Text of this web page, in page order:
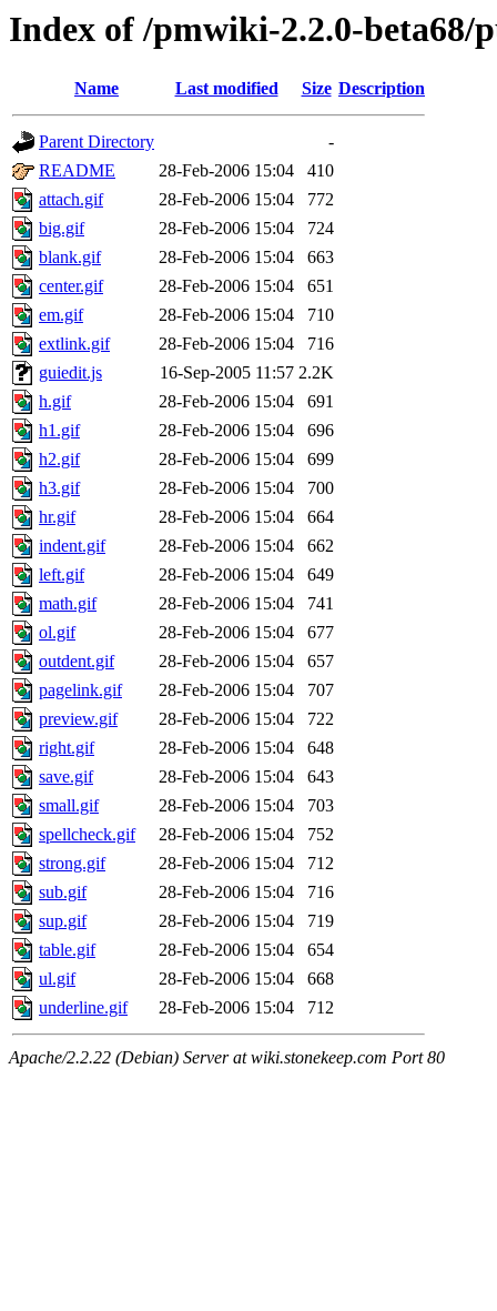
Index of /pmwiki-2.2.0-beta68/
Name Last modified Size Description
Parent Directory
-
README
28-Feb-2006 15:04
410
attach.gif
28-Feb-2006 15:04
772
big.gif
28-Feb-2006 15:04
724
blank.gif
28-Feb-2006 15:04
663
center.gif
28-Feb-2006 15:04
651
em.gif
28-Feb-2006 15:04
710
extlink.gif
28-Feb-2006 15:04
716
guiedit.js
16-Sep-2005 11:57 2.2K
h.gif
28-Feb-2006 15:04
691
h1.gif
28-Feb-2006 15:04
696
h2.gif
28-Feb-2006 15:04
699
h3.gif
28-Feb-2006 15:04
700
hr.gif
28-Feb-2006 15:04
664
indent.gif
28-Feb-2006 15:04
662
left.gif
28-Feb-2006 15:04
649
math.gif
28-Feb-2006 15:04
741
ol.gif
28-Feb-2006 15:04
677
outdent.gif
28-Feb-2006 15:04
657
pagelink.gif
28-Feb-2006 15:04
707
preview.gif
28-Feb-2006 15:04
722
right.gif
28-Feb-2006 15:04
648
save.gif
28-Feb-2006 15:04
643
small.gif
28-Feb-2006 15:04
703
spellcheck.gif
28-Feb-2006 15:04
752
strong.gif
28-Feb-2006 15:04
712
sub.gif
28-Feb-2006 15:04
716
sup.gif
28-Feb-2006 15:04
719
table.gif
28-Feb-2006 15:04
654
ul.gif
28-Feb-2006 15:04
668
underline.gif
28-Feb-2006 15:04 712
Apache/2.2.22 (Debian) Server at wiki.stonekeep.com Port 80